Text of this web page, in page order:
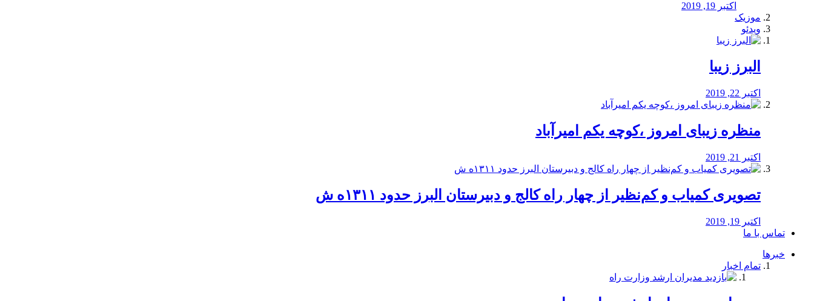
اکتبر 19, 2019
موزیک
ویدئو
البرز زیبا
اکتبر 22, 2019
منظره‌‌ زیبای امروز ،کوچه یکم امیرآباد
اکتبر 21, 2019
️تصویری کمیاب و کم‌نظیر از چهار راه كالج و دبيرستان البرز حدود ۱۳۱۱ه ش
اکتبر 19, 2019
تماس با ما
خبرها
تمام اخبار